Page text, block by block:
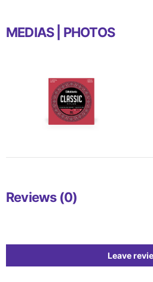
MEDIAS | PHOTOS
Reviews (0)
Leave